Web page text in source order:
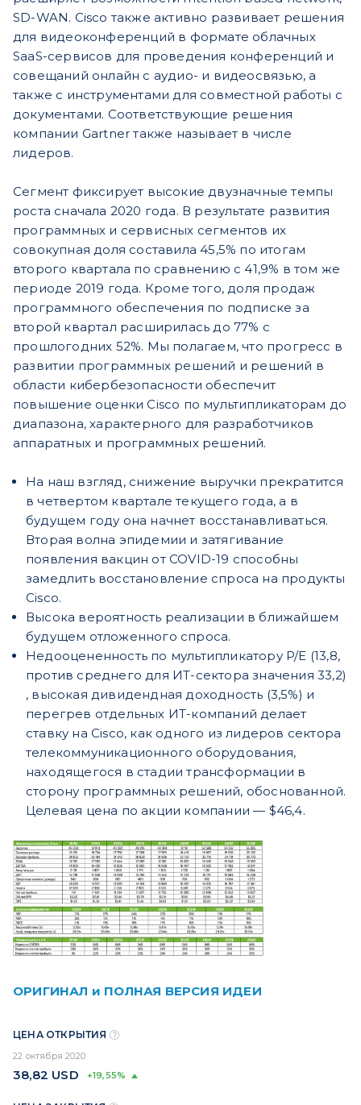
SD-WAN. Cisco также активно развивает решения
для видеоконференций в формате облачных
SaaS-сервисов для проведения конференций и
совещаний онлайн с аудио- и видеосвязью, а
также с инструментами для совместной работы с
документами. Соответствующие решения
компании Gartner также называет в числе
лидеров.
Сегмент фиксирует высокие двузначные темпы
роста сначала 2020 года. В результате развития
программных и сервисных сегментов их
совокупная доля составила 45,5% по итогам
второго квартала по сравнению с 41,9% в том же
периоде 2019 года. Кроме того, доля продаж
программного обеспечения по подписке за
второй квартал расширилась до 77% с
прошлогодних 52%. Мы полагаем, что прогресс в
развитии программных решений и решений в
области кибербезопасности обеспечит
повышение оценки Cisco по мультипликаторам до
диапазона, характерного для разработчиков
аппаратных и программных решений.
На наш взгляд, снижение выручки прекратится
в четвертом квартале текущего года, а в
будущем году она начнет восстанавливаться.
Вторая волна эпидемии и затягивание
появления вакцин от COVID-19 способны
замедлить восстановление спроса на продукты
Cisco.
Высока вероятность реализации в ближайшем
будущем отложенного спроса.
Недооцененность по мультипликатору P/E (13,8,
против среднего для ИТ-сектора значения 33,2)
, высокая дивидендная доходность (3,5%) и
перегрев отдельных ИТ-компаний делает
ставку на Cisco, как одного из лидеров сектора
телекоммуникационного оборудования,
находящегося в стадии трансформации в
сторону программных решений, обоснованной.
Целевая цена по акции компании — $46,4.
ОРИГИНАЛ и ПОЛНАЯ ВЕРСИЯ ИДЕИ
ЦЕНА ОТКРЫТИЯ
22 октября 2020
38,82 USD +19,55%